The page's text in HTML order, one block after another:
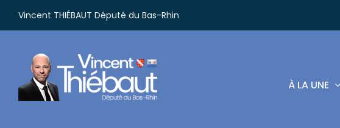
contenu
Vincent THIÉBAUT Député du Bas-Rhin
À LA UNE